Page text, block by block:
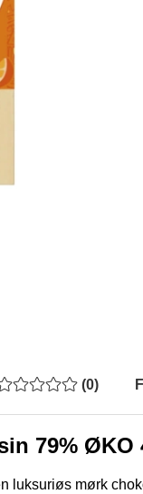
(0)
79% ØKO
luksuriøs mørk